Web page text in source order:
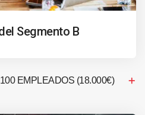
Segmento B
EMPLEADOS (18.000€)